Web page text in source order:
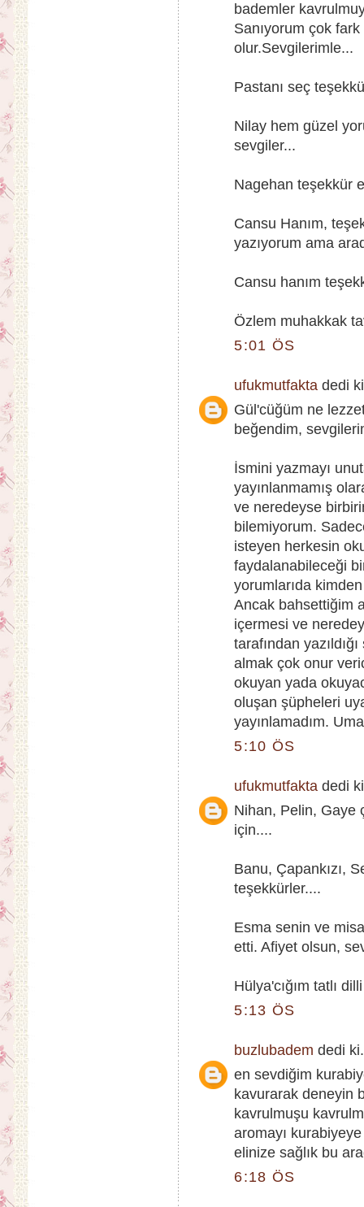
bademler
Sanıyorum çok
olur.Sevgilerimle...
Pastanı seç
Nilay hem güzel
sevgiler...
Nagehan teşekkür
Cansu Hanım,
yazıyorum ama
Cansu hanım
Özlem muhakkak
5:01 ÖS
ufukmutfakta dedi
Gül'cüğüm ne
beğendim,
İsmini yazmayı
yayınlanmamış
ve neredeyse
bilemiyorum.
isteyen herkesin
faydalanabileceği
yorumlarıda
Ancak bahsettiğim
içermesi ve
tarafından
almak çok onur
okuyan yada
oluşan şüpheleri
yayınlamadım.
5:10 ÖS
ufukmutfakta dedi
Nihan, Pelin, Gaye
için....
Banu, Çapankızı,
teşekkürler....
Esma senin ve
etti. Afiyet olsun,
Hülya'cığım tatlı
5:13 ÖS
buzlubadem dedi
en sevdiğim
kavurarak deneyin
kavrulmuşu
aromayı
elinize sağlık bu
6:18 ÖS